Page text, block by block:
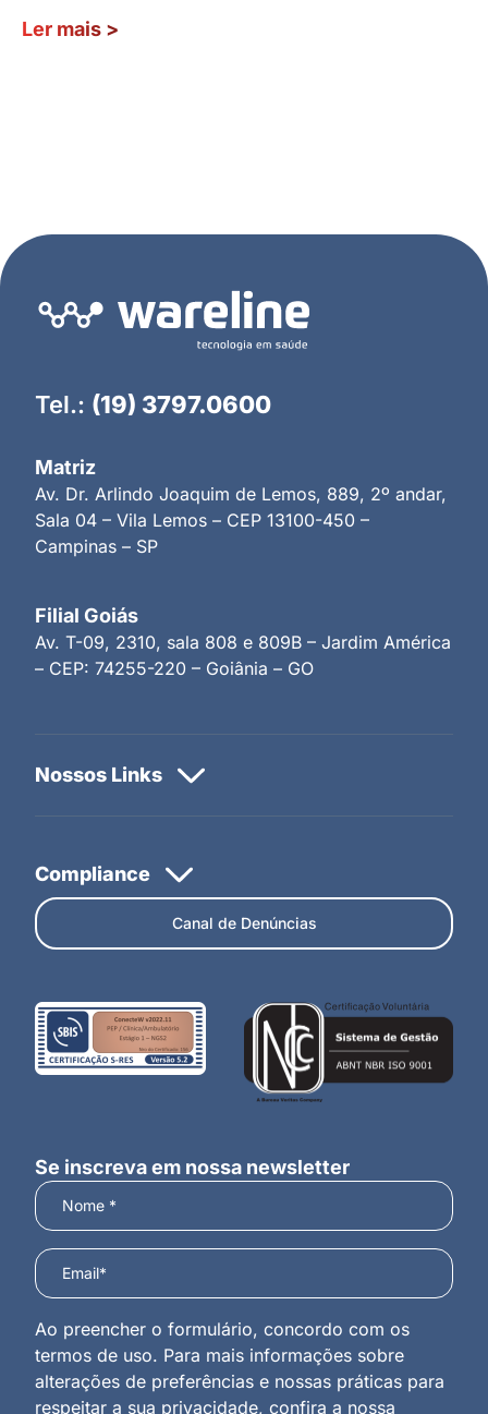
Ler mais >
Tel.: (19) 3797.0600
Matriz
Av. Dr. Arlindo Joaquim de Lemos, 889, 2º andar,
Sala 04 – Vila Lemos – CEP 13100-450 –
Campinas – SP
Filial Goiás
Av. T-09, 2310, sala 808 e 809B – Jardim América
– CEP: 74255-220 – Goiânia – GO
Canal de Denúncias
Se inscreva em nossa newsletter
Ao preencher o formulário, concordo com os
termos de uso. Para mais informações sobre
alterações de preferências e nossas práticas para
respeitar a sua privacidade, confira a nossa